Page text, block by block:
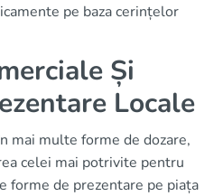
pe baza cerințelor
Și
Locale
mai multe forme de dozare,
celei mai potrivite pentru
forme de prezentare pe piața